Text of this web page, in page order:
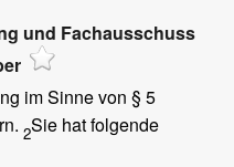
und Fachausschuss
im Sinne von § 5
2Sie hat folgende